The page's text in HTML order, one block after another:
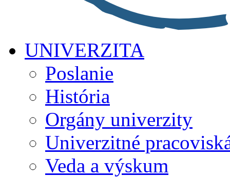
UNIVERZITA
Poslanie
História
Orgány univerzity
Univerzitné
Veda a výskum